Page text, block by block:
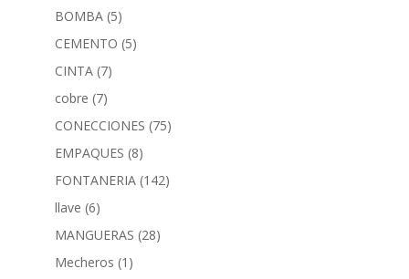
BOMBA (5)
CEMENTO (5)
CINTA (7)
cobre (7)
CONECCIONES (75)
EMPAQUES (8)
FONTANERIA (142)
llave (6)
MANGUERAS (28)
Mecheros (1)